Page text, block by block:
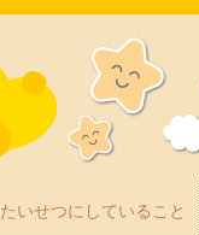
たいせつにしていること